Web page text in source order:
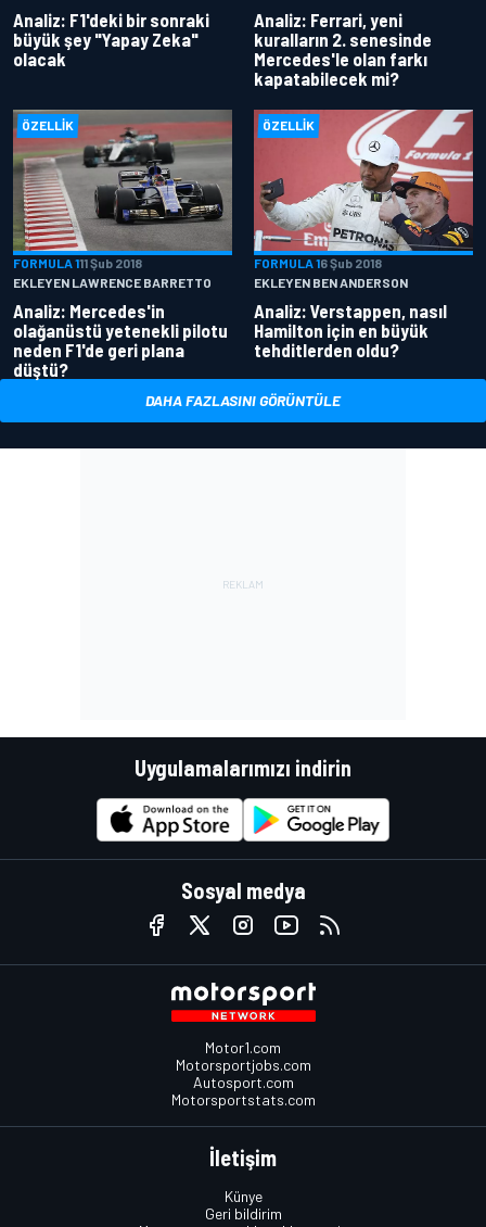
Analiz: F1'deki bir sonraki
büyük şey "Yapay Zeka"
olacak
Analiz: Ferrari, yeni
kuralların 2. senesinde
Mercedes'le olan farkı
kapatabilecek mi?
ÖZELLIK
FORMULA 111 Şub 2018
EKLEYEN LAWRENCE BARRETTO
Analiz: Mercedes'in
olağanüstü yetenekli pilotu
neden F1'de geri plana
düştü?
ÖZELLIK
FORMULA 16 Şub 2018
EKLEYEN BEN ANDERSON
Analiz: Verstappen, nasıl
Hamilton için en büyük
tehditlerden oldu?
DAHA FAZLASINI GÖRÜNTÜLE
Uygulamalarımızı indirin
Sosyal medya
Motor1.com
Motorsportjobs.com
Autosport.com
Motorsportstats.com
İletişim
Künye
Geri bildirim